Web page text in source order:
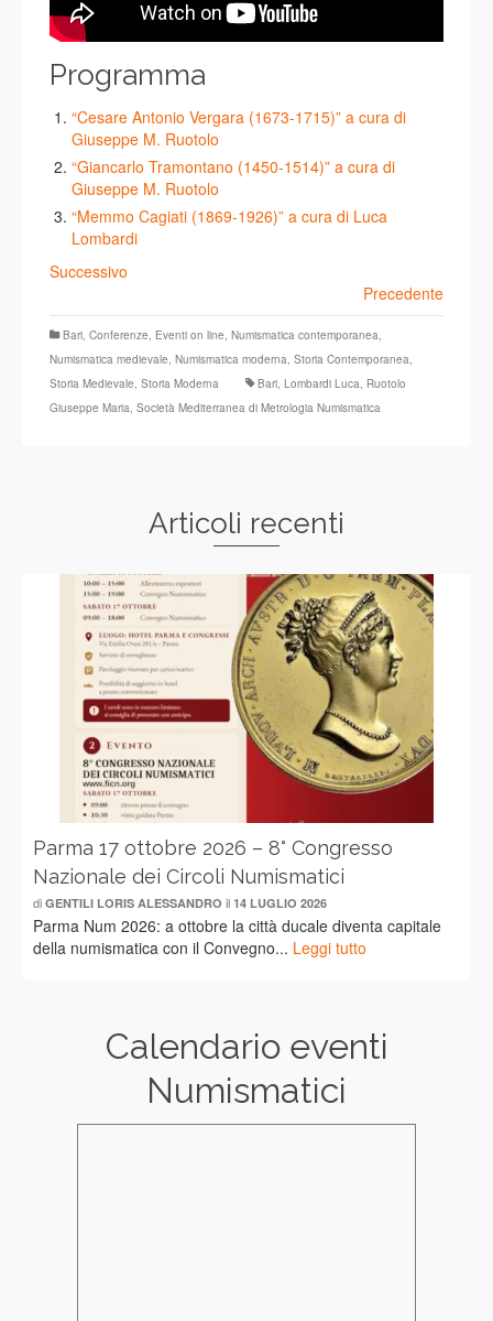
Programma
“Cesare Antonio Vergara (1673-1715)” a cura di
Giuseppe M. Ruotolo
“Giancarlo Tramontano (1450-1514)” a cura di
Giuseppe M. Ruotolo
“Memmo Cagiati (1869-1926)” a cura di Luca
Lombardi
Successivo
Precedente
Bari Conferenze Eventi on line Numismatica contemporanea
Numismatica medievale Numismatica moderna Storia Contemporanea
Storia Medievale Storia Moderna Bari Lombardi Luca Ruotolo
Giuseppe Maria Società Mediterranea di Metrologia Numismatica
Articoli recenti
Parma 17 ottobre 2026 – 8° Congresso
Nazionale dei Circoli Numismatici
di GENTILI LORIS ALESSANDRO il 14 LUGLIO 2026
Parma Num 2026: a ottobre la città ducale diventa capitale
della numismatica con il Convegno... Leggi tutto
Calendario eventi
Numismatici